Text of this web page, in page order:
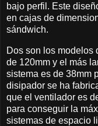
bajo perfil. Este
en cajas de
sándwich.
Dos son los modelos
de 120mm y el más
sistema es de 38mm
disipador se ha
que el ventilador es
para conseguir la
sistemas de espacio